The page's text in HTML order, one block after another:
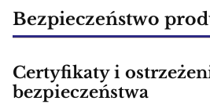
Bezpieczeństwo
Certyfikaty i
bezpieczeństwa